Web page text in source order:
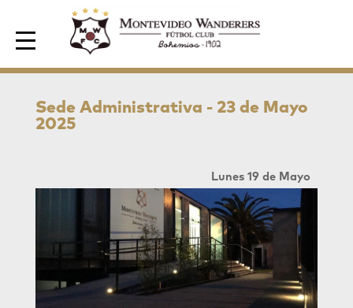
Area de Socios
Sede Administrativa - 23 de Mayo
2025
Lunes 19 de Mayo